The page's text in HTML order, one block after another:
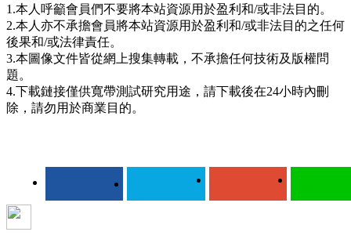
1.本人呼籲會員們不要將本站資源用於盈利和/或非法目的。
2.本人亦不承擔會員將本站資源用於盈利和/或非法目的之任何
後果和/或法律責任。
3.本圖像文件皆從網上搜集轉載，不承擔任何技術及版權問
題。
4.下載鏈接僅供寬帶測試研究用途，請下載後在24小時內刪
除，請勿用於商業目的。